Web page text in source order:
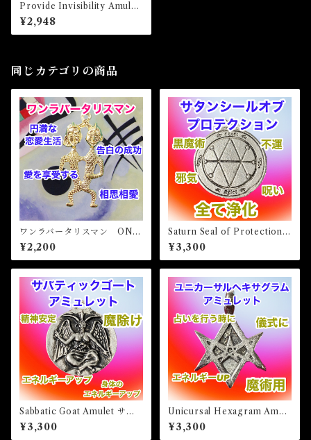
Provide Invisibility Amulet
プロバイドインビジビリティ
アミュレット 白魔術アミュ
レット
¥2,948
同じカテゴリの商品
ワンラバータリスマン ONE
LOVER Talisman
¥2,200
Saturn Seal of Protection
サタンシールオブプロテクシ
ョン 白魔術アミュレット
¥3,300
Sabbatic Goat Amulet サバ
ティックゴートアミュレッ
ト 白魔術アミュレット
¥3,300
Unicursal Hexagram Amul
et ユニカーサルヘキサグラム
アミュレット 白魔術アミュ
¥3,300